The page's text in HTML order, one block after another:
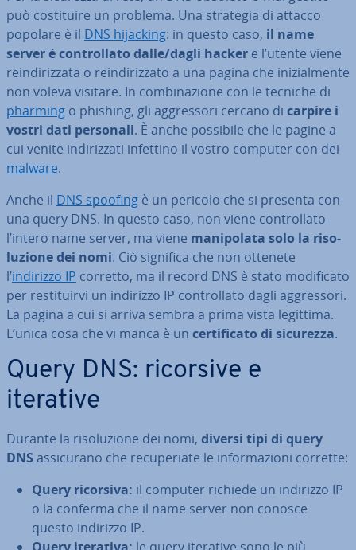
può co­sti­tui­re un problema. Una strategia di attacco
popolare è il DNS hijacking: in questo caso, il name
server è con­trol­la­to dalle/dagli hacker e l’utente viene
rein­di­riz­za­ta o rein­di­riz­za­to a una pagina che ini­zial­men­te
non voleva visitare. In com­bi­na­zio­ne con le tecniche di
pharming o phishing, gli ag­gres­so­ri cercano di carpire i
vostri dati personali. È anche possibile che le pagine a
cui venite in­di­riz­za­ti infettino il vostro computer con dei
malware.
Anche il DNS spoofing è un pericolo che si presenta con
una query DNS. In questo caso, non viene con­trol­la­to
l’intero name server, ma viene ma­ni­po­la­ta solo la ri­so­
lu­zio­ne dei nomi. Ciò significa che non ottenete
l’indirizzo IP corretto, ma il record DNS è stato mo­di­fi­ca­to
per re­sti­tuir­vi un indirizzo IP con­trol­la­to dagli ag­gres­so­ri.
La pagina a cui si arriva sembra a prima vista legittima.
L’unica cosa che vi manca è un cer­ti­fi­ca­to di sicurezza.
Query DNS: ricorsive e
iterative
Durante la ri­so­lu­zio­ne dei nomi, diversi tipi di query
DNS as­si­cu­ra­no che re­cu­pe­ria­te le in­for­ma­zio­ni corrette:
Query ricorsiva: il computer richiede un indirizzo IP
o la conferma che il name server non conosce
questo indirizzo IP.